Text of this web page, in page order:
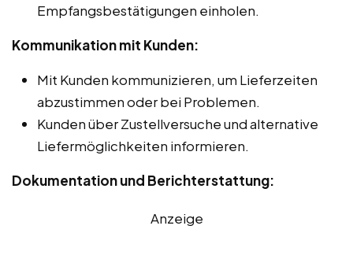
Empfangsbestätigungen einholen.
Kommunikation mit Kunden:
Mit Kunden kommunizieren, um Lieferzeiten
abzustimmen oder bei Problemen.
Kunden über Zustellversuche und alternative
Liefermöglichkeiten informieren.
Dokumentation und Berichterstattung:
Anzeige